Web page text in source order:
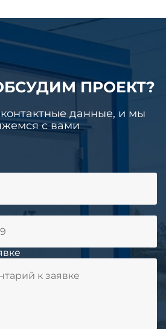
ПРОЕКТ?
данные, и мы
с вами